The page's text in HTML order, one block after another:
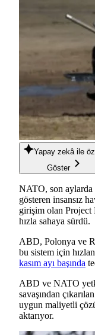
Yapay zekâ ile
Göster
NATO, son aylarda
gösteren insansız
girişim olan Project
hızla sahaya sürdü.
ABD, Polonya ve
bu sistem için
kasım ayı başında
ABD ve NATO
savaşından
uygun maliyetli
aktarıyor.